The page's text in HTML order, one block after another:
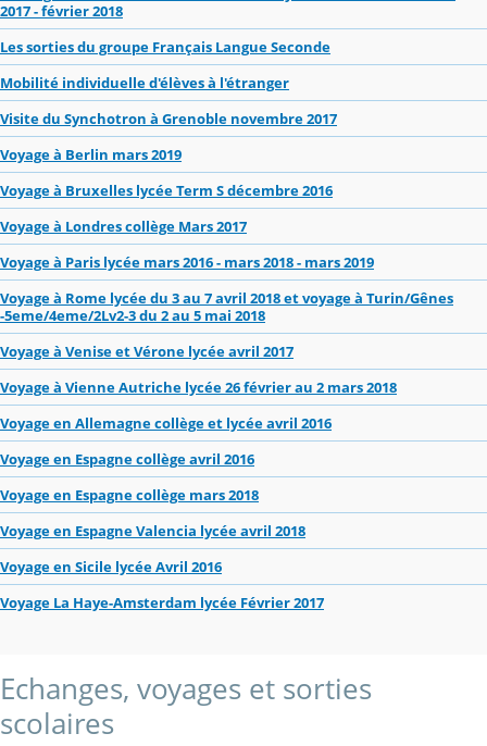
2017 - février 2018
Les sorties du groupe Français Langue Seconde
Mobilité individuelle d'élèves à l'étranger
Visite du Synchotron à Grenoble novembre 2017
Voyage à Berlin mars 2019
Voyage à Bruxelles lycée Term S décembre 2016
Voyage à Londres collège Mars 2017
Voyage à Paris lycée mars 2016 - mars 2018 - mars 2019
Voyage à Rome lycée du 3 au 7 avril 2018 et voyage à Turin/Gênes
-5eme/4eme/2Lv2-3 du 2 au 5 mai 2018
Voyage à Venise et Vérone lycée avril 2017
Voyage à Vienne Autriche lycée 26 février au 2 mars 2018
Voyage en Allemagne collège et lycée avril 2016
Voyage en Espagne collège avril 2016
Voyage en Espagne collège mars 2018
Voyage en Espagne Valencia lycée avril 2018
Voyage en Sicile lycée Avril 2016
Voyage La Haye-Amsterdam lycée Février 2017
Echanges, voyages et sorties
scolaires